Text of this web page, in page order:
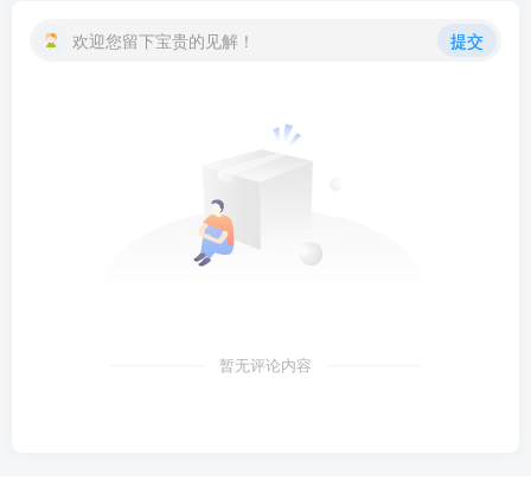
欢迎您留下宝贵的见解！ 提交
暂无评论内容